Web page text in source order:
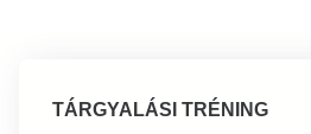
TÁRGYALÁSI TRÉNING